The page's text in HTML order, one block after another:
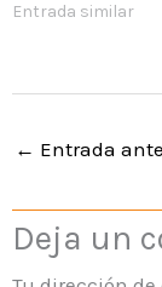
Entrada similar
← Entrada
Deja un